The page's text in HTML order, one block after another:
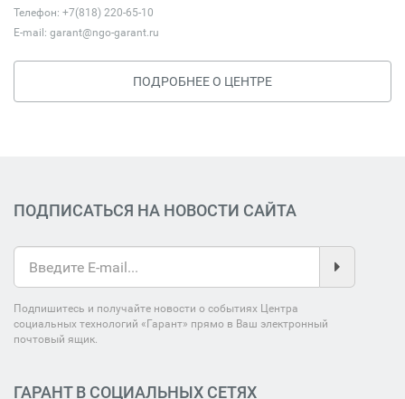
Телефон: +7(818) 220-65-10
E-mail: garant@ngo-garant.ru
ПОДРОБНЕЕ О ЦЕНТРЕ
ПОДПИСАТЬСЯ НА НОВОСТИ САЙТА
Подпишитесь и получайте новости о событиях Центра
социальных технологий «Гарант» прямо в Ваш электронный
почтовый ящик.
ГАРАНТ В СОЦИАЛЬНЫХ СЕТЯХ